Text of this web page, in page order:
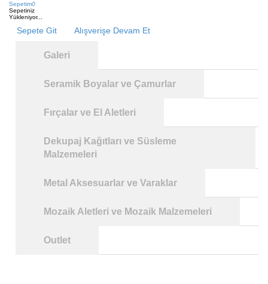
Sepetim0
Sepetiniz
Yükleniyor...
Sepete Git Alışverişe Devam Et
Galeri
Seramik Boyalar ve Çamurlar
Fırçalar ve El Aletleri
Dekupaj Kağıtları ve Süsleme
Malzemeleri
Metal Aksesuarlar ve Varaklar
Mozaik Aletleri ve Mozaik Malzemeleri
Outlet